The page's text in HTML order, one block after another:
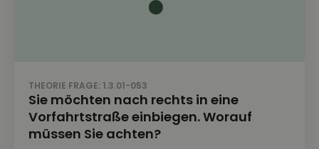
THEORIE FRAGE: 1.3.01-053
Sie möchten nach rechts in eine
Vorfahrtstraße einbiegen. Worauf
müssen Sie achten?